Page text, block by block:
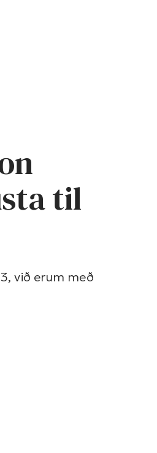
til
við erum með